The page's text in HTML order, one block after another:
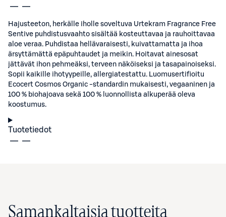
Hajusteeton, herkälle iholle soveltuva Urtekram Fragrance Free
Sentive puhdistusvaahto sisältää kosteuttavaa ja rauhoittavaa
aloe veraa. Puhdistaa hellävaraisesti, kuivattamatta ja ihoa
ärsyttämättä epäpuhtaudet ja meikin. Hoitavat ainesosat
jättävät ihon pehmeäksi, terveen näköiseksi ja tasapainoiseksi.
Sopii kaikille ihotyypeille, allergiatestattu. Luomusertifioitu
Ecocert Cosmos Organic -standardin mukaisesti, vegaaninen ja
100 % biohajoava sekä 100 % luonnollista alkuperää oleva
koostumus.
Tuotetiedot
Samankaltaisia tuotteita